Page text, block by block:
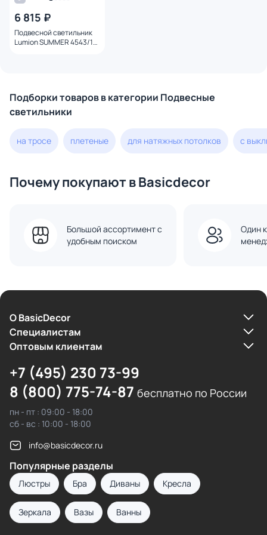
6 815 ₽
Подвесной светильник
Lumion SUMMER 4543/1A
Подборки товаров в категории Подвесные
светильники
на тросе плетеные для натяжных потолков с
Почему покупают в Basicdecor
Большой ассортимент с
удобным поиском
Один
О BasicDecor
Cпециалистам
Оптовым клиентам
+7 (495) 230 73-99
8 (800) 775-74-87 бесплатно по России
пн - пт : 09:00 - 18:00
сб - вс : 10:00 - 18:00
info@basicdecor.ru
Популярные разделы
Люстры Бра Диваны Кресла
Зеркала Вазы Ванны